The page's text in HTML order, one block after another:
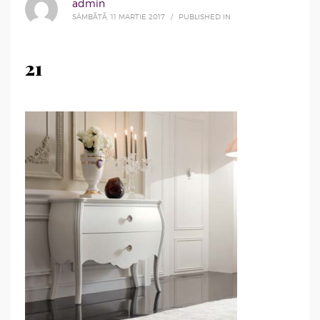
admin
SÂMBĂTĂ, 11 MARTIE 2017 / PUBLISHED IN
21